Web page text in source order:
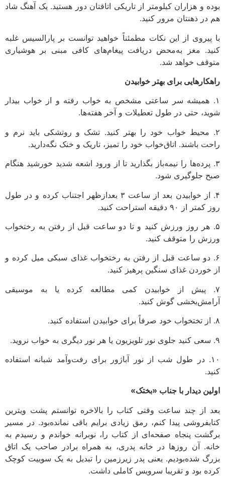
بوده و هزاران کیلومتر از تاریکی اتاقتان دور هستید. یک آهنگ شاد
هم در ذهنتان مرور کنید.
با پیروی از این نکات مطمئناً خواهید توانست بر پارالسیس غلبه
کنید. مغز به‌محض دریافت پیغام‌های کافی مبنی بر هوشیاری
متوقف خواهد شد.
راهکارهایی برای بهتر خوابیدن
۱. همیشه سر ساعتی مشخص به خواب رفته و از خواب بیدار
شوید، حتی در طول تعطیلات و آخر هفته‌ها.
۲. محیط خواب خود را بهتر کنید. تشک و روتشکی باید نرم و
راحت باشند. اتاق‌خواب خود را تمیز، تاریک و خنک نگه‌دارید.
۳. پرده‌ها را نیمه‌باز بگذارید تا از ورود اشعه‌ شدید خورشید هنگام
صبح جلوگیری شود.
۴. از خوابیدن بعد از ساعت ۳ بعدازظهر اجتناب کرده و در طول
روز کمتر از ۹۰ دقیقه استراحت کنید.
۵. هر روز ورزش کنید و تا دو ساعت قبل از رفتن به رختخواب
ورزش را متوقف کنید.
۶. دو ساعت قبل از رفتن به رختخواب غذای سبکی میل کرده و
از خوردن غذای سنگین پرهیز کنید.
۷. پیش از خوابیدن کمی مطالعه کرده یا به موسیقی
آرامش‌بخشی گوش کنید.
۸. از تختخواب خود صرفاً برای خوابیدن استفاده کنید.
۹. سعی کنید جلوی نور تلویزیون یا هر نور دیگری به خواب نروید.
۱۰. در طول شب از نور آباژور برای رفت‌وآمد شبانه استفاده
کنید.
اولین دیدار با جناب «بختک»
بعد از چند ساعت وقتی کتاب را بالاخره توانستم پشت ویترین
کتابفروشی پیدا کنم، رمق زیادی برایم باقی نمانده‌بود. در مسیر
برگشت پنجاه صفحه‌ای از کتاب را، نوبرانه خواندم و رسیدم به
خانه. آن روزها در خانه‌ پدری، به همراه برادر صاحب یک اتاق
بزرگ شده‌بودیم. یعنی پدر زیرزمین را تبدیل به یک سوییت کوچک
کرده بود و تقریبا سرویس کاملی داشت.